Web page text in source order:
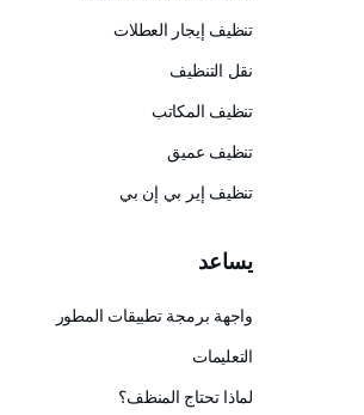
تنظيف إيجار العطلات
نقل التنظيف
تنظيف المكاتب
تنظيف عميق
تنظيف إير بي إن بي
يساعد
واجهة برمجة تطبيقات المطور
التعليمات
لماذا تحتاج المنظف؟